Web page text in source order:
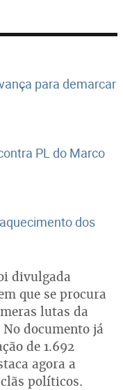
para demarcar
PL do Marco
dos
divulgada
que se procura
lutas da
documento já
de 1.692
agora a
políticos.